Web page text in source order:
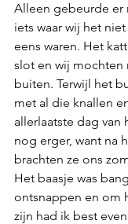
Alleen gebeurde er
iets waar wij het
eens waren. Het
slot en wij mochten
buiten. Terwijl het
met al die knallen
allerlaatste dag van
nog erger, want na
brachten ze ons
Het baasje was
ontsnappen en om
zijn had ik best